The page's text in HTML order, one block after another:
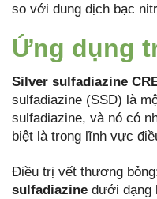
so với dung dịch bạc
Ứng dụng
Silver sulfadiazine
sulfadiazine (SSD) là
sulfadiazine, và nó có
biệt là trong lĩnh vực
Điều trị vết thương
sulfadiazine dưới dạng